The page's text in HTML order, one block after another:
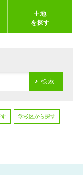
土地
を探す
検索
す 学校区から探す